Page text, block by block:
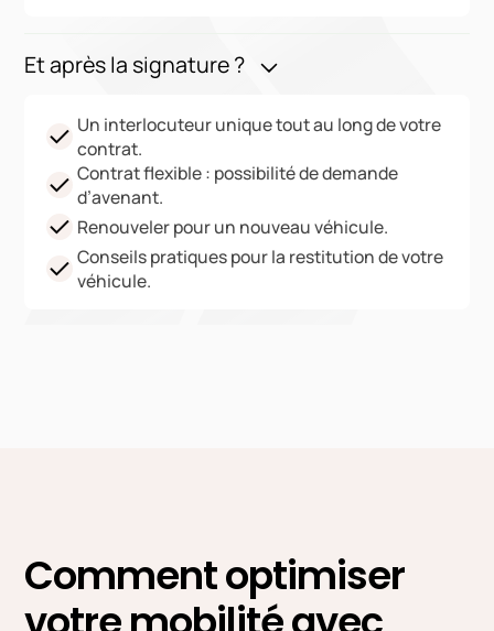
Et après la signature ?
Un interlocuteur unique tout au long de votre
contrat.
Contrat flexible : possibilité de demande
d’avenant.
Renouveler pour un nouveau véhicule.
Conseils pratiques pour la restitution de votre
véhicule.
Comment optimiser